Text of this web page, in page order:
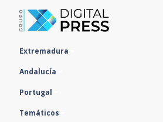
Extremadura
Andalucía
Portugal
Temáticos